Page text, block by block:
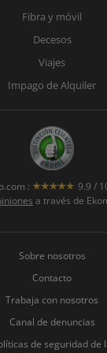
Fibra y móvil
Decesos
Viajes
Impago de Alquiler
: 9.9 /
a través de
Sobre nosotros
Contacto
Trabaja con nosotros
Canal de denuncias
de seguridad de